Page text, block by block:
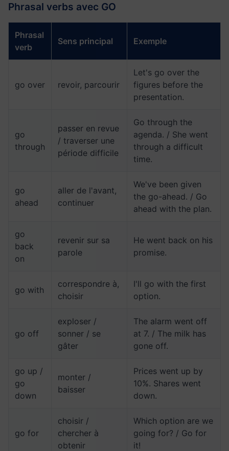
Phrasal verbs avec GO
Phrasal
verb
Sens principal Exemple
go over revoir, parcourir
Let's go over the
figures before the
presentation.
go
through
passer en revue
/ traverser une
période difficile
Go through the
agenda. / She went
through a difficult
time.
go
ahead
aller de l'avant,
continuer
We've been given
the go-ahead. / Go
ahead with the plan.
go
back
on
revenir sur sa
parole
He went back on his
promise.
go with
correspondre à,
choisir
I'll go with the first
option.
go off
exploser /
sonner / se
gâter
The alarm went off
at 7. / The milk has
gone off.
go up /
go
down
monter /
baisser
Prices went up by
10%. Shares went
down.
go for
choisir /
chercher à
obtenir
Which option are we
going for? / Go for
it!